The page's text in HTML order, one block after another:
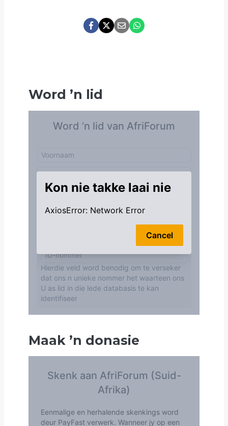
Word ’n lid
Maak ’n donasie